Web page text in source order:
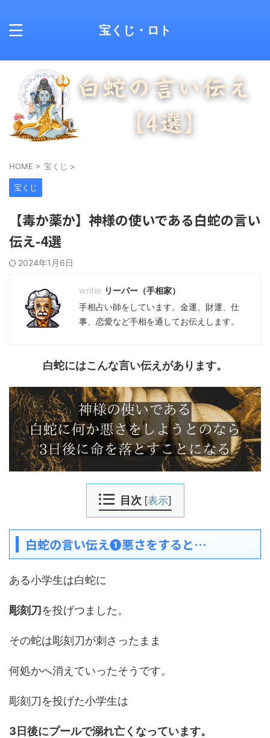
宝くじ・ロト
HOME > 宝くじ >
宝くじ
【毒か薬か】神様の使いである白蛇の言い
伝え-4選
2024年1月6日
リーパー（手相家）
手相占い師をしています。金運、財運、仕
事、恋愛など手相を通してお伝えします。
白蛇にはこんな言い伝えがあります。
目次 [表示]
白蛇の言い伝え❶悪さをすると…
ある小学生は白蛇に
彫刻刀を投げつました。
その蛇は彫刻刀が刺さったまま
何処かへ消えていったそうです。
彫刻刀を投げた小学生は
3日後にプールで溺れ亡くなっています。